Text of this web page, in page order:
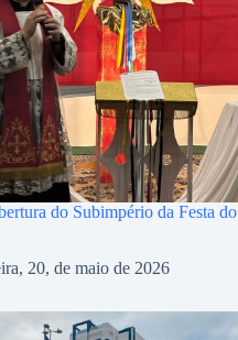
do Subimpério da Festa do
20, de maio de 2026